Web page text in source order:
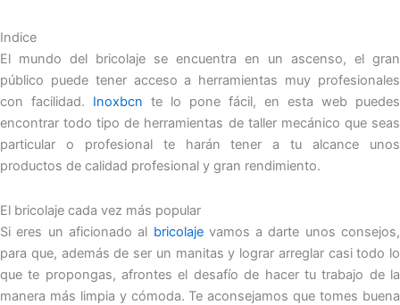
Indice
El mundo del bricolaje se encuentra en un ascenso, el gran
público puede tener acceso a herramientas muy profesionales
con facilidad. Inoxbcn te lo pone fácil, en esta web puedes
encontrar todo tipo de herramientas de taller mecánico que seas
particular o profesional te harán tener a tu alcance unos
productos de calidad profesional y gran rendimiento.
El bricolaje cada vez más popular
Si eres un aficionado al bricolajevamos a darte unos consejos,
para que, además de ser un manitas y lograr arreglar casi todo lo
que te propongas, afrontes el desafío de hacer tu trabajo de la
manera más limpia y cómoda. Te aconsejamos que tomes buena